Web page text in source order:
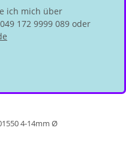
ich mich über
172 9999 089 oder
4-14mm Ø